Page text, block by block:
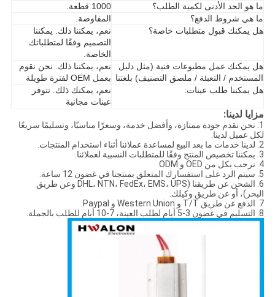
ما هو الحد الأدنى لكمية الطلب؟
1000 قطعة.
ما هي شروط الدفع؟
المفاوضة.
هل يمكنك قبول متطلبات خاصة؟
نعم، يمكننا ذلك. يمكننا
التصميم وفقًا لمتطلباتك
الخاصة.
هل يمكنك عمل مطبوعات فنية (مثل دليل
المستخدم / التعبئة / ملصق التصنيف) بلغتنا
نعم، يمكننا ذلك. نحن نقوم
بعمل OEM لفترة طويلة
هل يمكننا طلب عينات:
نعم، يمكنك ذلك. تتوفر
عينات مجانية
مزايا لدينا:
1. نحن نقدم جودة ممتازة، وأفضل خدمة، وسعرًا مناسبًا، وتسليمًا سريعًا
لكل عميل لدينا.
2. لدينا خدمات ما بعد البيع لمساعدة عملائنا أثناء استخدام المنتجات.
3. يمكننا تخصيص المنتج وفقًا للمتطلبات النسبية لعملائنا.
4. نرحب بكل من OED و ODM.
5. سيتم الرد على استفسارك المتعلق بمنتجنا في غضون 12 ساعة.
6. الشحن عن طريقنا (DHL، NTN، FedEx، EMS، UPS وعن طريق
البحر)، أو عن طريق وكيلك.
7. الدفع عن طريق T/T و Western Union و Paypal.
8. التسليم في غضون 3-5 أيام لطلب العينة، 7-10 أيام للطلب بالجملة.